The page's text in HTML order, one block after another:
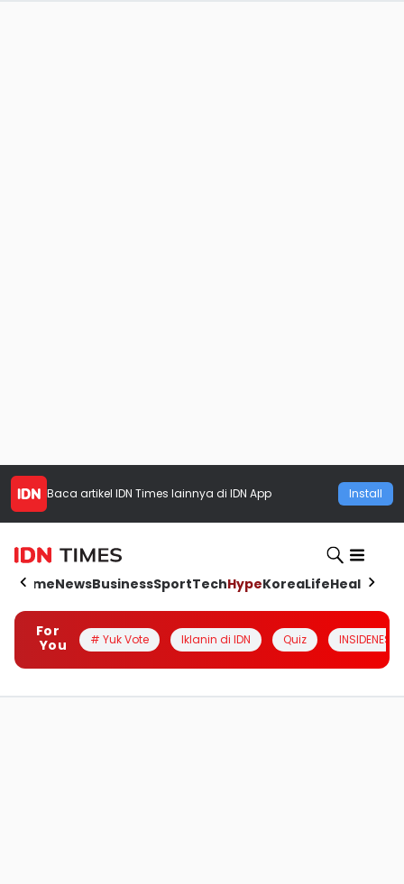
Baca artikel IDN Times lainnya di IDN App Install
HomeNewsBusinessSportTechHypeKoreaLifeHealth
For
You
# Yuk Vote Iklanin di IDN Quiz INSIDENESIA